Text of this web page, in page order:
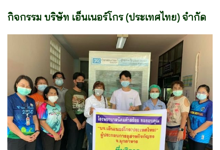
กิจกรรม บริษัท เอ็นเนอร์โกร (ประเทศไทย) จำกัด